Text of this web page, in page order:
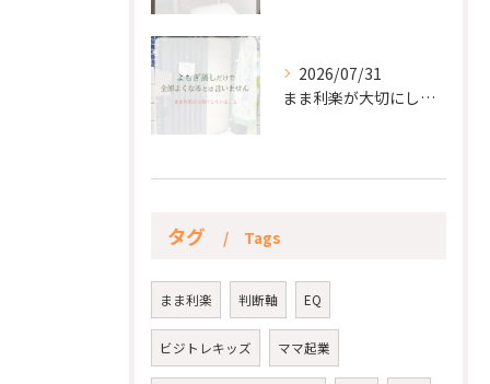
2026/07/31
まま利楽が大切にしていること✨
タグ Tags
まま利楽 判断軸 EQ
ビジトレキッズ ママ起業